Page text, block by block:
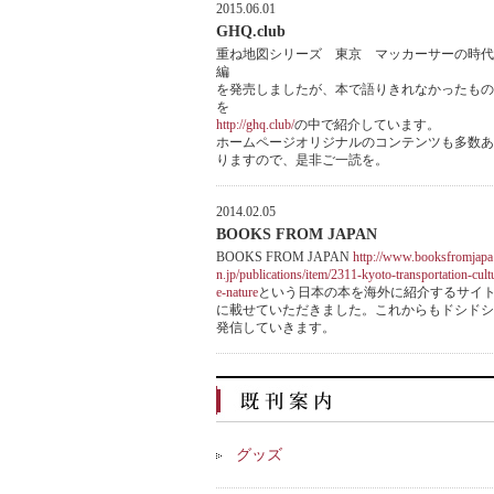
2015.06.01
GHQ.club
重ね地図シリーズ 東京 マッカーサーの時代
編
を発売しましたが、本で語りきれなかったもの
を
http://ghq.club/の中で紹介しています。
ホームページオリジナルのコンテンツも多数あ
りますので、是非ご一読を。
2014.02.05
BOOKS FROM JAPAN
BOOKS FROM JAPAN http://www.booksfromjapa
n.jp/publications/item/2311-kyoto-transportation-
e-natureという日本の本を海外に紹介するサイ
に載せていただきました。これからもドシドシ
発信していきます。
グッズ